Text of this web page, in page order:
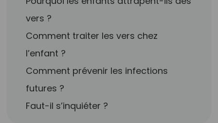
vers ?
Comment traiter les vers chez
l’enfant ?
Comment prévenir les infections
futures ?
Faut-il s’inquiéter ?